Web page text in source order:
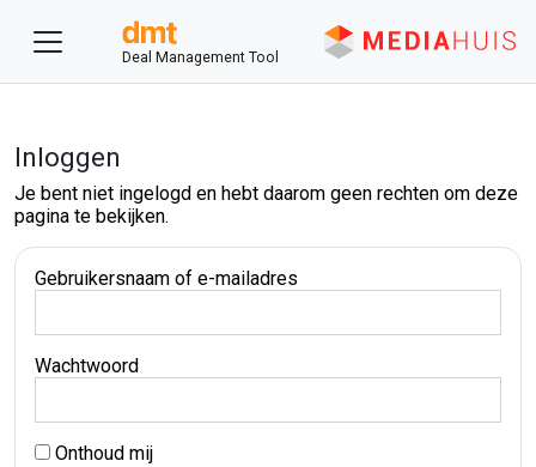
Deal Management Tool
Inloggen
Je bent niet ingelogd en hebt daarom geen rechten om deze
pagina te bekijken.
Gebruikersnaam of e-mailadres
Wachtwoord
Onthoud mij